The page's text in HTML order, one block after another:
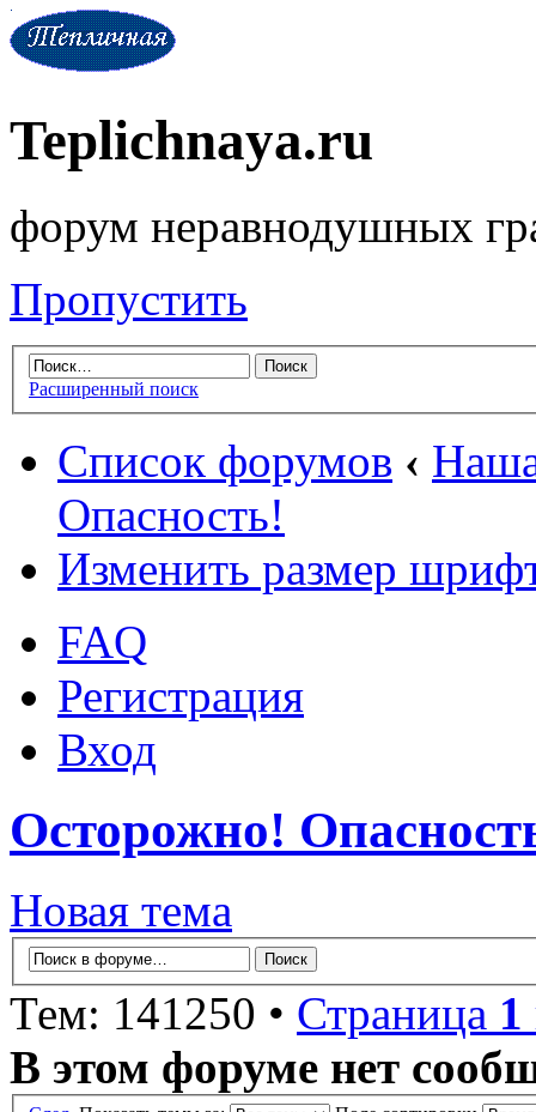
Teplichnaya.ru
форум неравнодушных
Пропустить
Расширенный поиск
Список форумов ‹
Опасность!
Изменить размер
FAQ
Регистрация
Вход
Осторожно!
Новая тема
Тем: 141250 • Страница 1
В этом форуме нет